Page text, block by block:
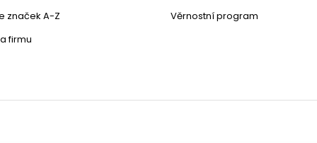
značek A-Z
firmu
Věrnostní program